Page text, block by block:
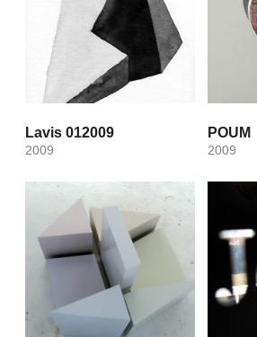
Lavis 012009
2009
POUM
2009